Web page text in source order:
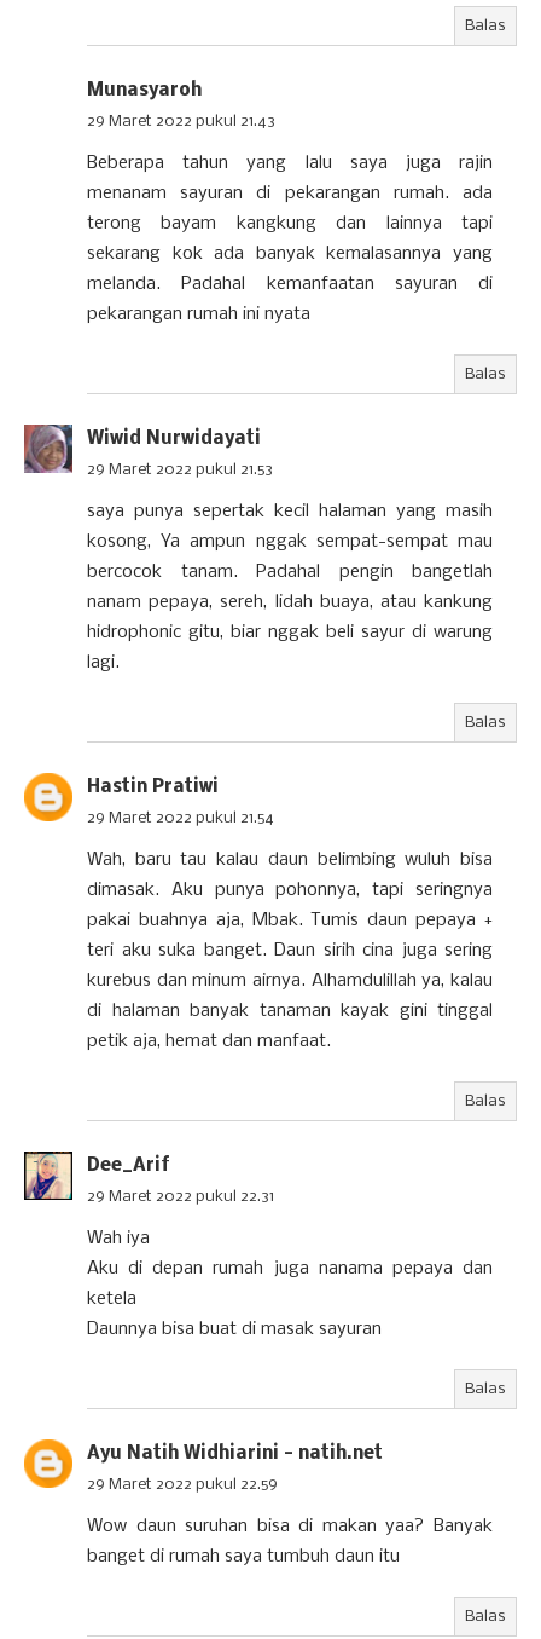
Balas
Munasyaroh
29 Maret 2022 pukul 21.43
Beberapa tahun yang lalu saya juga rajin
menanam sayuran di pekarangan rumah. ada
terong bayam kangkung dan lainnya tapi
sekarang kok ada banyak kemalasannya yang
melanda. Padahal kemanfaatan sayuran di
pekarangan rumah ini nyata
Balas
Wiwid Nurwidayati
29 Maret 2022 pukul 21.53
saya punya sepertak kecil halaman yang masih
kosong, Ya ampun nggak sempat-sempat mau
bercocok tanam. Padahal pengin bangetlah
nanam pepaya, sereh, lidah buaya, atau kankung
hidrophonic gitu, biar nggak beli sayur di warung
lagi.
Balas
Hastin Pratiwi
29 Maret 2022 pukul 21.54
Wah, baru tau kalau daun belimbing wuluh bisa
dimasak. Aku punya pohonnya, tapi seringnya
pakai buahnya aja, Mbak. Tumis daun pepaya +
teri aku suka banget. Daun sirih cina juga sering
kurebus dan minum airnya. Alhamdulillah ya, kalau
di halaman banyak tanaman kayak gini tinggal
petik aja, hemat dan manfaat.
Balas
Dee_Arif
29 Maret 2022 pukul 22.31
Wah iya
Aku di depan rumah juga nanama pepaya dan
ketela
Daunnya bisa buat di masak sayuran
Balas
Ayu Natih Widhiarini - natih.net
29 Maret 2022 pukul 22.59
Wow daun suruhan bisa di makan yaa? Banyak
banget di rumah saya tumbuh daun itu
Balas